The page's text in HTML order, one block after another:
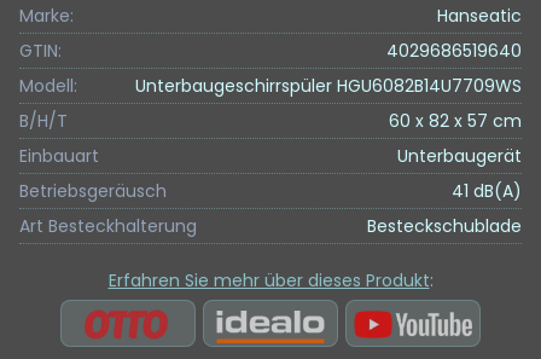
Marke:
Hanseatic
GTIN:
4029686519640
Modell:
Unterbaugeschirrspüler HGU6082B14U7709WS
B/H/T
60 x 82 x 57 cm
Einbauart
Unterbaugerät
Betriebsgeräusch
41 dB(A)
Art Besteckhalterung
Besteckschublade
Erfahren Sie mehr über dieses Produkt: